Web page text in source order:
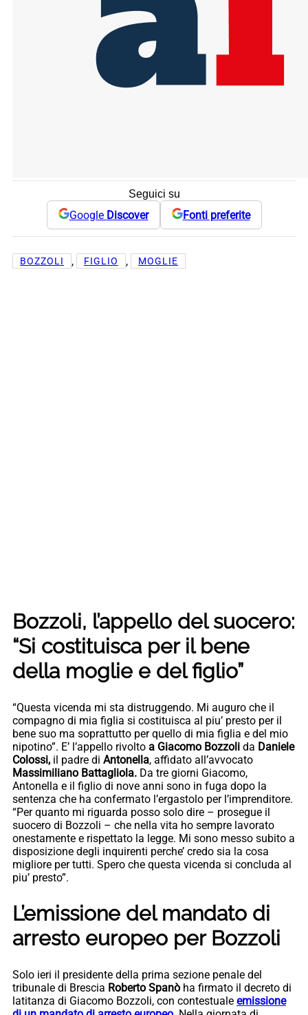
Seguici su
Google Discover Fonti preferite
BOZZOLI , FIGLIO , MOGLIE
Bozzoli, l’appello del suocero:
“Si costituisca per il bene
della moglie e del figlio”
“Questa vicenda mi sta distruggendo. Mi auguro che il
compagno di mia figlia si costituisca al piu’ presto per il
bene suo ma soprattutto per quello di mia figlia e del mio
nipotino”. E’ l’appello rivolto a Giacomo Bozzoli da Daniele
Colossi, il padre di Antonella, affidato all’avvocato
Massimiliano Battagliola. Da tre giorni Giacomo,
Antonella e il figlio di nove anni sono in fuga dopo la
sentenza che ha confermato l’ergastolo per l’imprenditore.
“Per quanto mi riguarda posso solo dire – prosegue il
suocero di Bozzoli – che nella vita ho sempre lavorato
onestamente e rispettato la legge. Mi sono messo subito a
disposizione degli inquirenti perche’ credo sia la cosa
migliore per tutti. Spero che questa vicenda si concluda al
piu’ presto”.
L’emissione del mandato di
arresto europeo per Bozzoli
Solo ieri il presidente della prima sezione penale del
tribunale di Brescia Roberto Spanò ha firmato il decreto di
latitanza di Giacomo Bozzoli, con contestuale emissione